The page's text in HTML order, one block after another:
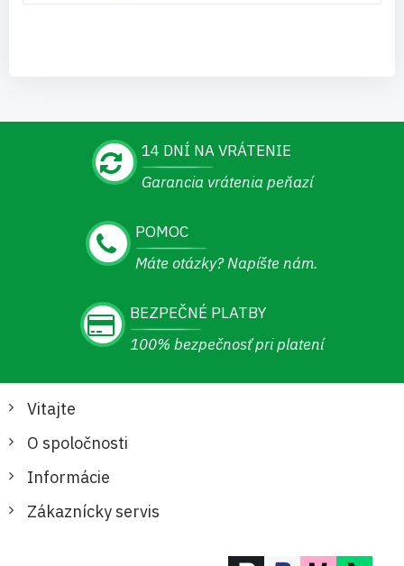
14 DNÍ NA VRÁTENIE
Garancia vrátenia peňazí
POMOC
Máte otázky? Napíšte nám.
BEZPEČNÉ PLATBY
100% bezpečnosť pri platení
Vitajte
O spoločnosti
Informácie
Zákaznícky servis